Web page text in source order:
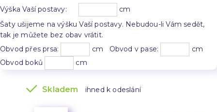
Výška Vaší postavy:
cm
Šaty ušijeme na výšku Vaší postavy. Nebudou-li Vám sedět,
tak je můžete bez obav vrátit.
Obvod přes prsa:
cm Obvod v pase:
cm
Obvod boků
cm
Skladem ihned k odeslání